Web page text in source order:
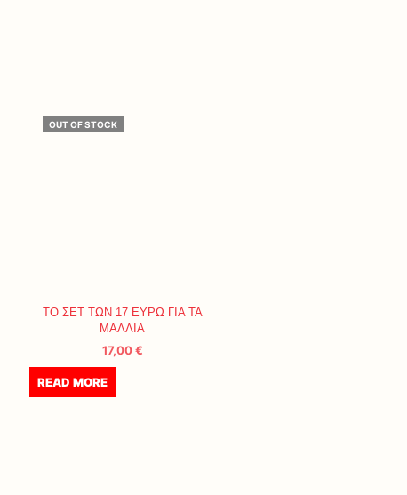
OUT OF STOCK
ΤΟ ΣΕΤ ΤΩΝ 17 ΕΥΡΩ ΓΙΑ ΤΑ
ΜΑΛΛΙΑ
17,00€
READ MORE